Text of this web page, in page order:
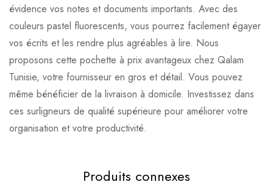
évidence vos notes et documents importants. Avec des
couleurs pastel fluorescents, vous pourrez facilement égayer
vos écrits et les rendre plus agréables à lire. Nous
proposons cette pochette à prix avantageux chez Qalam
Tunisie, votre fournisseur en gros et détail. Vous pouvez
même bénéficier de la livraison à domicile. Investissez dans
ces surligneurs de qualité supérieure pour améliorer votre
organisation et votre productivité.
Produits connexes